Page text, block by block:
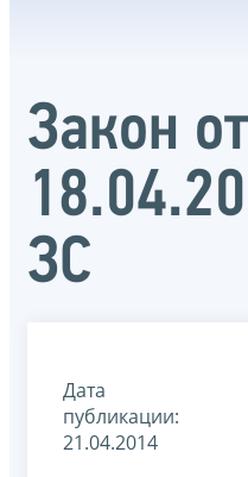
Закон от
ЗС
Дата
публикации:
21.04.2014